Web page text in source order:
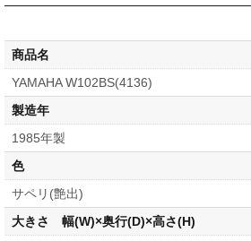
商品名
YAMAHA W102BS(4136)
製造年
1985年製
色
サペリ(艶出)
大きさ 幅(W)×奥行(D)×高さ(H)